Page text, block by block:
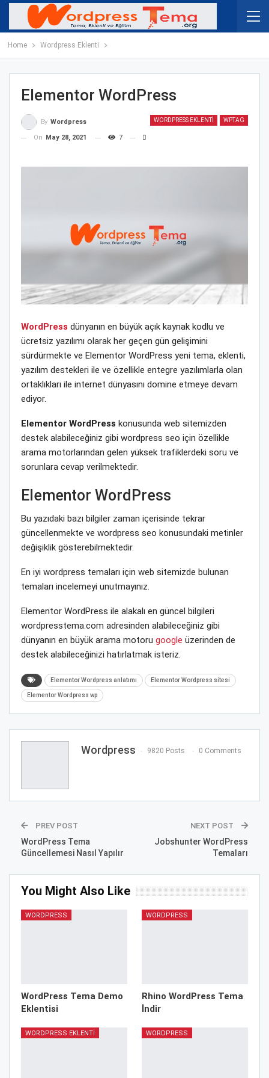
Home Wordpress Eklenti
Elementor WordPress
WORDPRESS EKLENTI WPTAG
By Wordpress
On
May 28, 2021 7
WordPress dünyanın en büyük açık kaynak kodlu ve
ücretsiz yazılımı olarak her geçen gün gelişimini
sürdürmekte ve Elementor WordPress yeni tema, eklenti,
yazılım destekleri ile ve özellikle entegre yazılımlarla olan
ortaklıkları ile internet dünyasını domine etmeye devam
ediyor.
Elementor WordPress konusunda web sitemizden
destek alabileceğiniz gibi wordpress seo için özellikle
arama motorlarından gelen yüksek trafiklerdeki soru ve
sorunlara cevap verilmektedir.
Elementor WordPress
Bu yazıdaki bazı bilgiler zaman içerisinde tekrar
güncellenmekte ve wordpress seo konusundaki metinler
değişiklik gösterebilmektedir.
En iyi wordpress temaları için web sitemizde bulunan
temaları incelemeyi unutmayınız.
Elementor WordPress ile alakalı en güncel bilgileri
wordpresstema.com adresinden alabileceğiniz gibi
dünyanın en büyük arama motoru google üzerinden de
destek alabileceğinizi hatırlatmak isteriz.
Elementor Wordpress anlatımı Elementor Wordpress sitesi
Elementor Wordpress wp
Wordpress 9820 Posts 0 Comments
PREV POST
WordPress Tema
Güncellemesi Nasıl Yapılır
NEXT POST
Jobshunter WordPress
Temaları
You Might Also Like
WORDPRESS
WordPress Tema Demo
Eklentisi
WORDPRESS
Rhino WordPress Tema
İndir
WORDPRESS EKLENTI WORDPRESS